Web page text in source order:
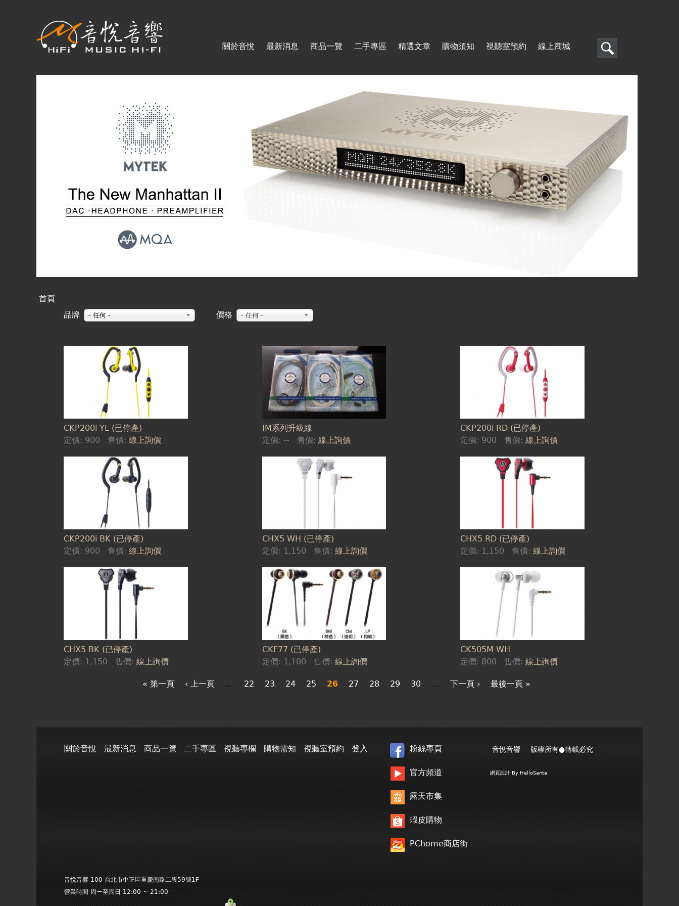
關於音悅 最新消息 商品一覽 二手專區 精選文章 購物須知 視聽室預約 線上商城
搜
表
單
搜
尋
首頁
品牌
- 任何 - 價格 - 任何 -
CKP200i YL (已停產)
定價: 900 售價:線上詢價
IM系列升級線
定價: -- 售價: 線上詢價
CKP200i RD (已停產)
定價: 900 售價:線上詢價
CKP200i BK (已停產)
定價: 900 售價:線上詢價
CHX5 WH (已停產)
定價: 1,150 售價: 線上詢價
CHX5 RD (已停產)
定價: 1,150 售價:線上詢價
CHX5 BK (已停產)
定價: 1,150 售價:線上詢價
CKF77 (已停產)
定價: 1,100 售價: 線上詢價
CK505M WH
定價: 800 售價:線上詢價
« 第一頁 ‹ 上一頁 … 22 23 24 25 26 27 28 29 30 … 下一頁 › 最後一頁 »
關於音悅 最新消息 商品一覽 二手專區 視聽專欄 購物需知 視聽室預約 登入 粉絲專頁
官方頻道
露天市集
蝦皮購物
PChome商店街
音悅音響 版權所有●轉載必究
網頁設計By HelloSanta
音悅音響 100 台北市中正區重慶南路二段59號1F
營業時間 周一至周日 12:00 ~ 21:00